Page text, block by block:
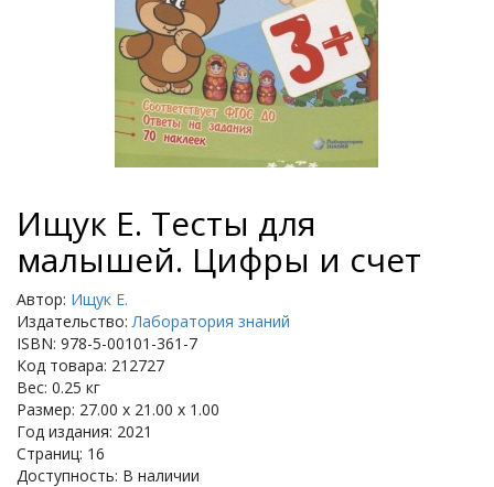
Ищук Е. Тесты для
малышей. Цифры и счет
Автор: Ищук Е.
Издательство:Лаборатория знаний
ISBN: 978-5-00101-361-7
Код товара: 212727
Вес: 0.25 кг
Размер: 27.00 x 21.00 x 1.00
Год издания: 2021
Страниц: 16
Доступность: В наличии